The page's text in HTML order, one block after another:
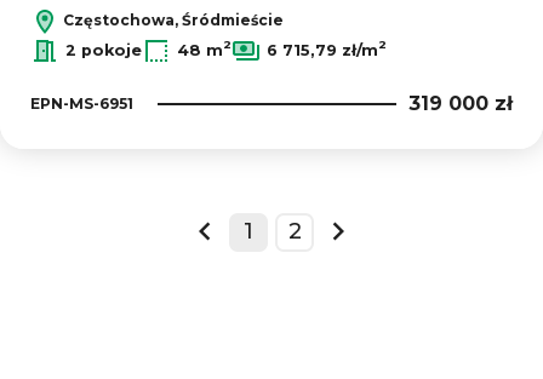
Częstochowa, Śródmieście
2 pokoje
48 m2 6 715,79 zł/m2
EPN-MS-6951 319 000 zł
prev
1 2
next